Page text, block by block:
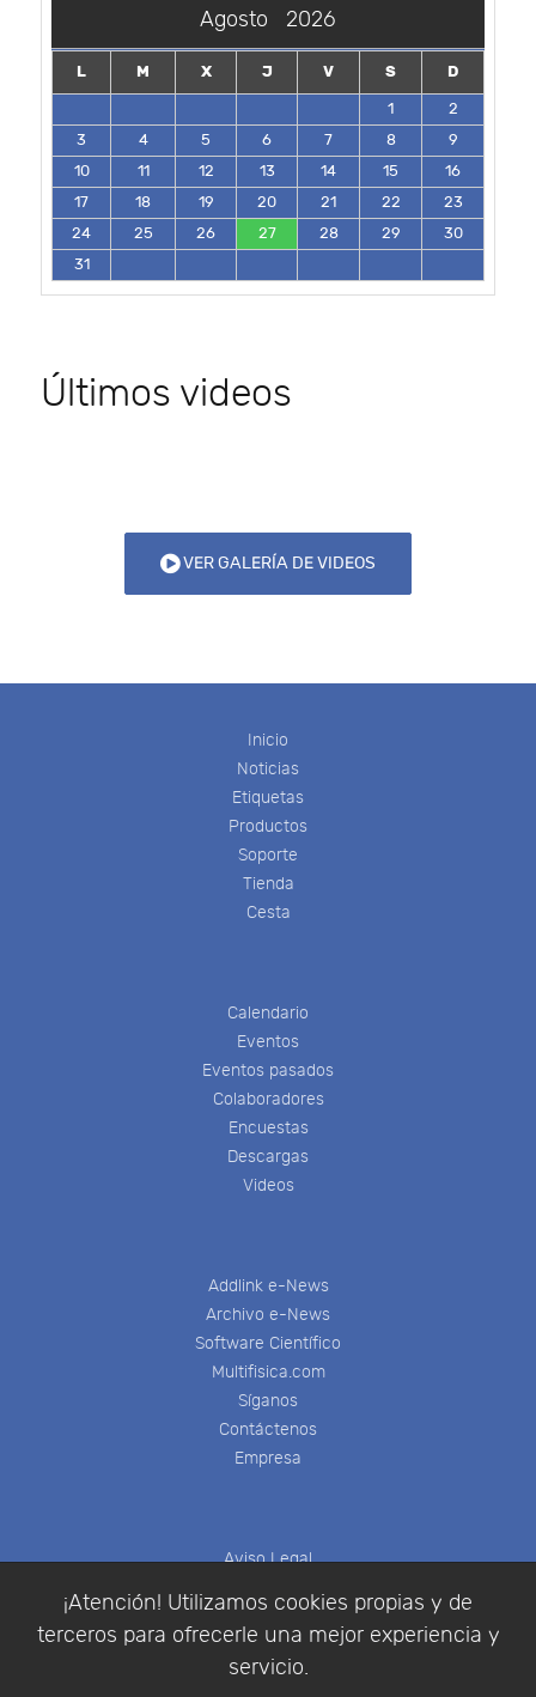
¡Atención! Utilizamos cookies propias y de
terceros para ofrecerle una mejor experiencia y
servicio.
Agosto 2026
L M X J V S
D
1
2
3
4 5 6 7 8
9
10
11 12 13 14 15
16
17
18 19 20 21 22
23
24
25 26 27 28 29
30
31
Últimos videos
VER GALERÍA DE VIDEOS
Inicio
Noticias
Etiquetas
Productos
Soporte
Tienda
Cesta
Calendario
Eventos
Eventos pasados
Colaboradores
Encuestas
Descargas
Videos
Addlink e-News
Archivo e-News
Software Científico
Multifisica.com
Síganos
Contáctenos
Empresa
Aviso Legal
Política de Privacidad
Condiciones de compra
Identificarse